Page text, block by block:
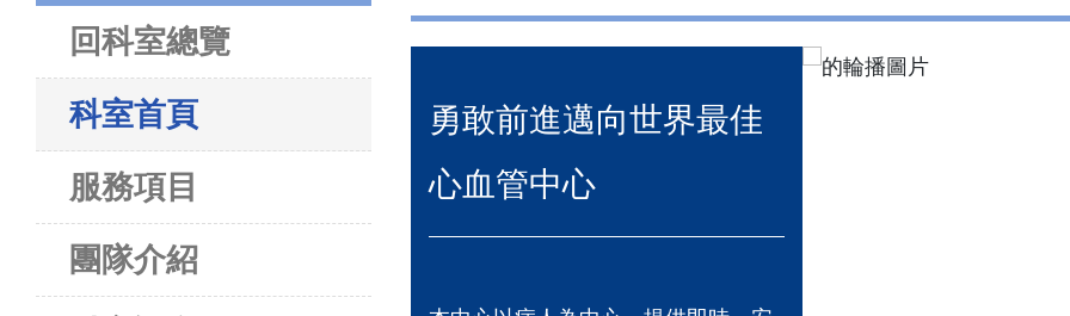
回科室總覽
科室首頁
服務項目
團隊介紹
勇敢前進邁向世界最佳
心血管中心